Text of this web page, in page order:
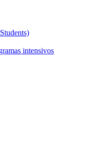
intensivos